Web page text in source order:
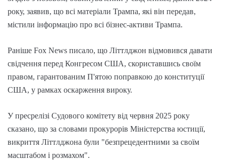
року, заявив, що всі матеріали Трампа, які він передав,
містили інформацію про всі бізнес-активи Трампа.
Раніше Fox News писало, що Літтлджон відмовився давати
свідчення перед Конгресом США, скориставшись своїм
правом, гарантованим П'ятою поправкою до конституції
США, у рамках оскарження вироку.
У пресрелізі Судового комітету від червня 2025 року
сказано, що за словами прокурорів Міністерства юстиції,
викриття Літтлджона були "безпрецедентними за своїм
масштабом і розмахом".